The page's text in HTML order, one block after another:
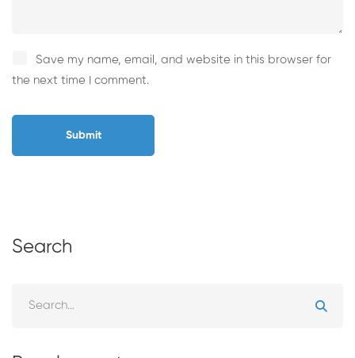
Save my name, email, and website in this browser for
the next time I comment.
Search